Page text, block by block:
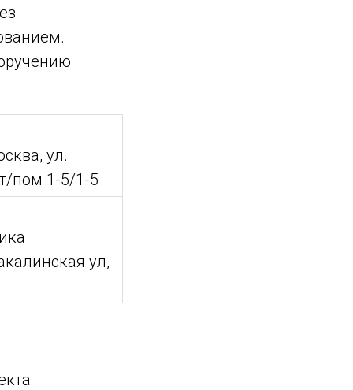
ул.
пом 1-5/1-5
ул,